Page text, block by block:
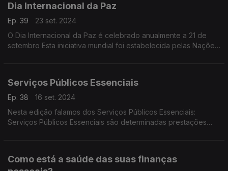
Dia Internacional da Paz
Ep. 39
23 set. 2024
O Dia Internacional da Paz é celebrado anualmente a 21 de
setembro Esta iniciativa mundial foi estabelecida pelas Nações
Serviços Públicos Essenciais
Ep. 38
16 set. 2024
Nesta edição falamos dos Serviços Públicos Essenciais:
Serviços Públicos Essenciais são determinadas prestações
Como está a saúde das suas finanças